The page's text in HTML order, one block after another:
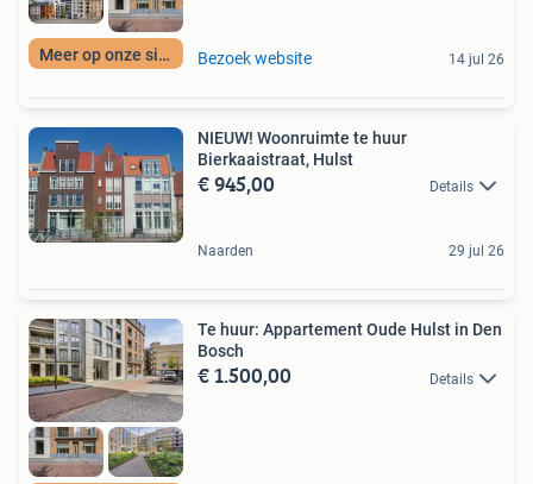
Meer op onze site Bezoek website 14 jul 26
NIEUW! Woonruimte te huur
Bierkaaistraat, Hulst
€ 945,00 Details
Naarden 29 jul 26
Te huur: Appartement Oude Hulst in Den
Bosch
€ 1.500,00 Details